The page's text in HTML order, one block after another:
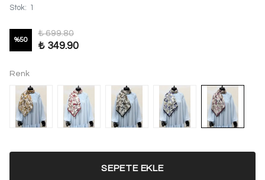
Stok: 1
%50
₺ 699.80
₺ 349.90
Renk
SEPETE EKLE